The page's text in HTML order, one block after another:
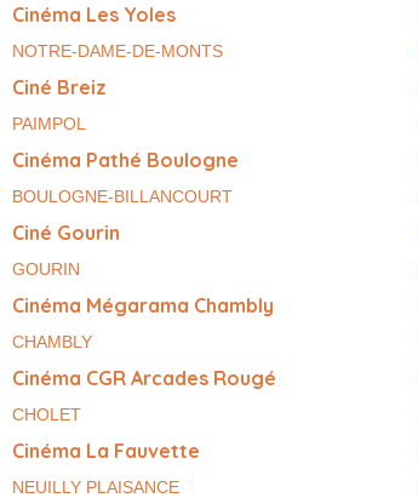
Cinéma Les Yoles
NOTRE-DAME-DE-MONTS
Ciné Breiz
PAIMPOL
Cinéma Pathé Boulogne
BOULOGNE-BILLANCOURT
Ciné Gourin
GOURIN
Cinéma Mégarama Chambly
CHAMBLY
Cinéma CGR Arcades Rougé
CHOLET
Cinéma La Fauvette
NEUILLY PLAISANCE